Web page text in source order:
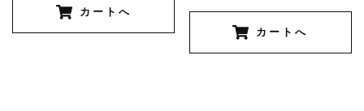
カートへ
カートへ